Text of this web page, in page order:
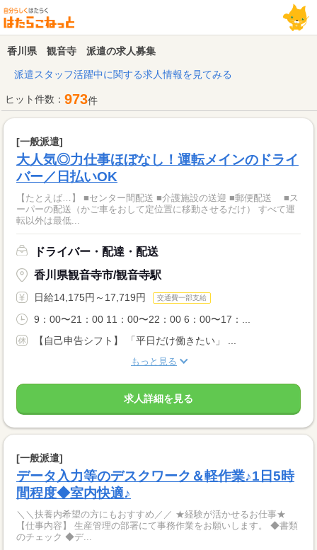
香川県 観音寺 派遣の求人募集
派遣スタッフ活躍中に関する求人情報を見てみる
ヒット件数： 973件
[一般派遣]
大人気◎力仕事ほぼなし！運転メインのドライ
バー／日払いOK
【たとえば…】 ■センター間配送 ■介護施設の送迎 ■郵便配送 ■ス
ーパーの配送（かご車をおして定位置に移動させるだけ） すべて運
転以外は最低...
ドライバー・配達・配送
香川県観音寺市/観音寺駅
日給14,175円～17,719円 交通費一部支給
9：00〜21：00 11：00〜22：00 6：00〜17：...
【自己申告シフト】 「平日だけ働きたい」 ...
もっと見る
求人詳細を見る
[一般派遣]
データ入力等のデスクワーク＆軽作業♪1日5時
間程度◆室内快適♪
＼＼扶養内希望の方にもおすすめ／／ ★経験が活かせるお仕事★
【仕事内容】 生産管理の部署にて事務作業をお願いします。 ◆書類
のチェック ◆デ...